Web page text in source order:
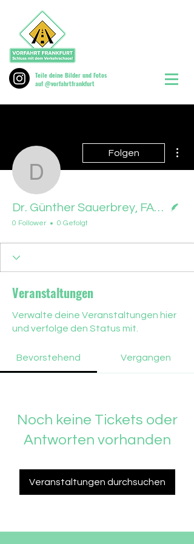
Teile deine Bilder und Fotos
auf @vorfahrtfrankfurt
Dr. Günther
Folgen
Dr. Günther Sauerbrey, FAZ, 03.11.2025
0 Follower 0 Gefolgt
Veranstaltungen
Verwalte deine Veranstaltungen hier
und verfolge den Status mit.
Bevorstehend Vergangen
Noch keine Tickets oder
Antworten vorhanden
Veranstaltungen durchsuchen